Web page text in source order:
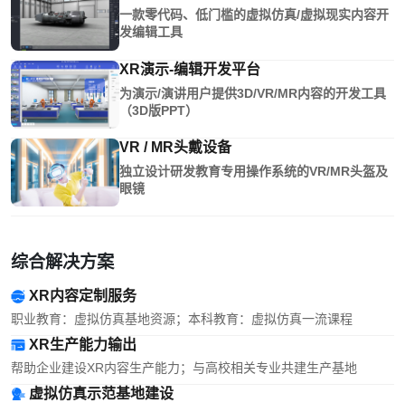
一款零代码、低门槛的虚拟仿真/虚拟现实内容开
发编辑工具
XR演示-编辑开发平台
为演示/演讲用户提供3D/VR/MR内容的开发工具
（3D版PPT）
VR / MR头戴设备
独立设计研发教育专用操作系统的VR/MR头盔及
眼镜
综合解决方案
XR内容定制服务
职业教育：虚拟仿真基地资源；本科教育：虚拟仿真一流课程
XR生产能力输出
帮助企业建设XR内容生产能力；与高校相关专业共建生产基地
虚拟仿真示范基地建设